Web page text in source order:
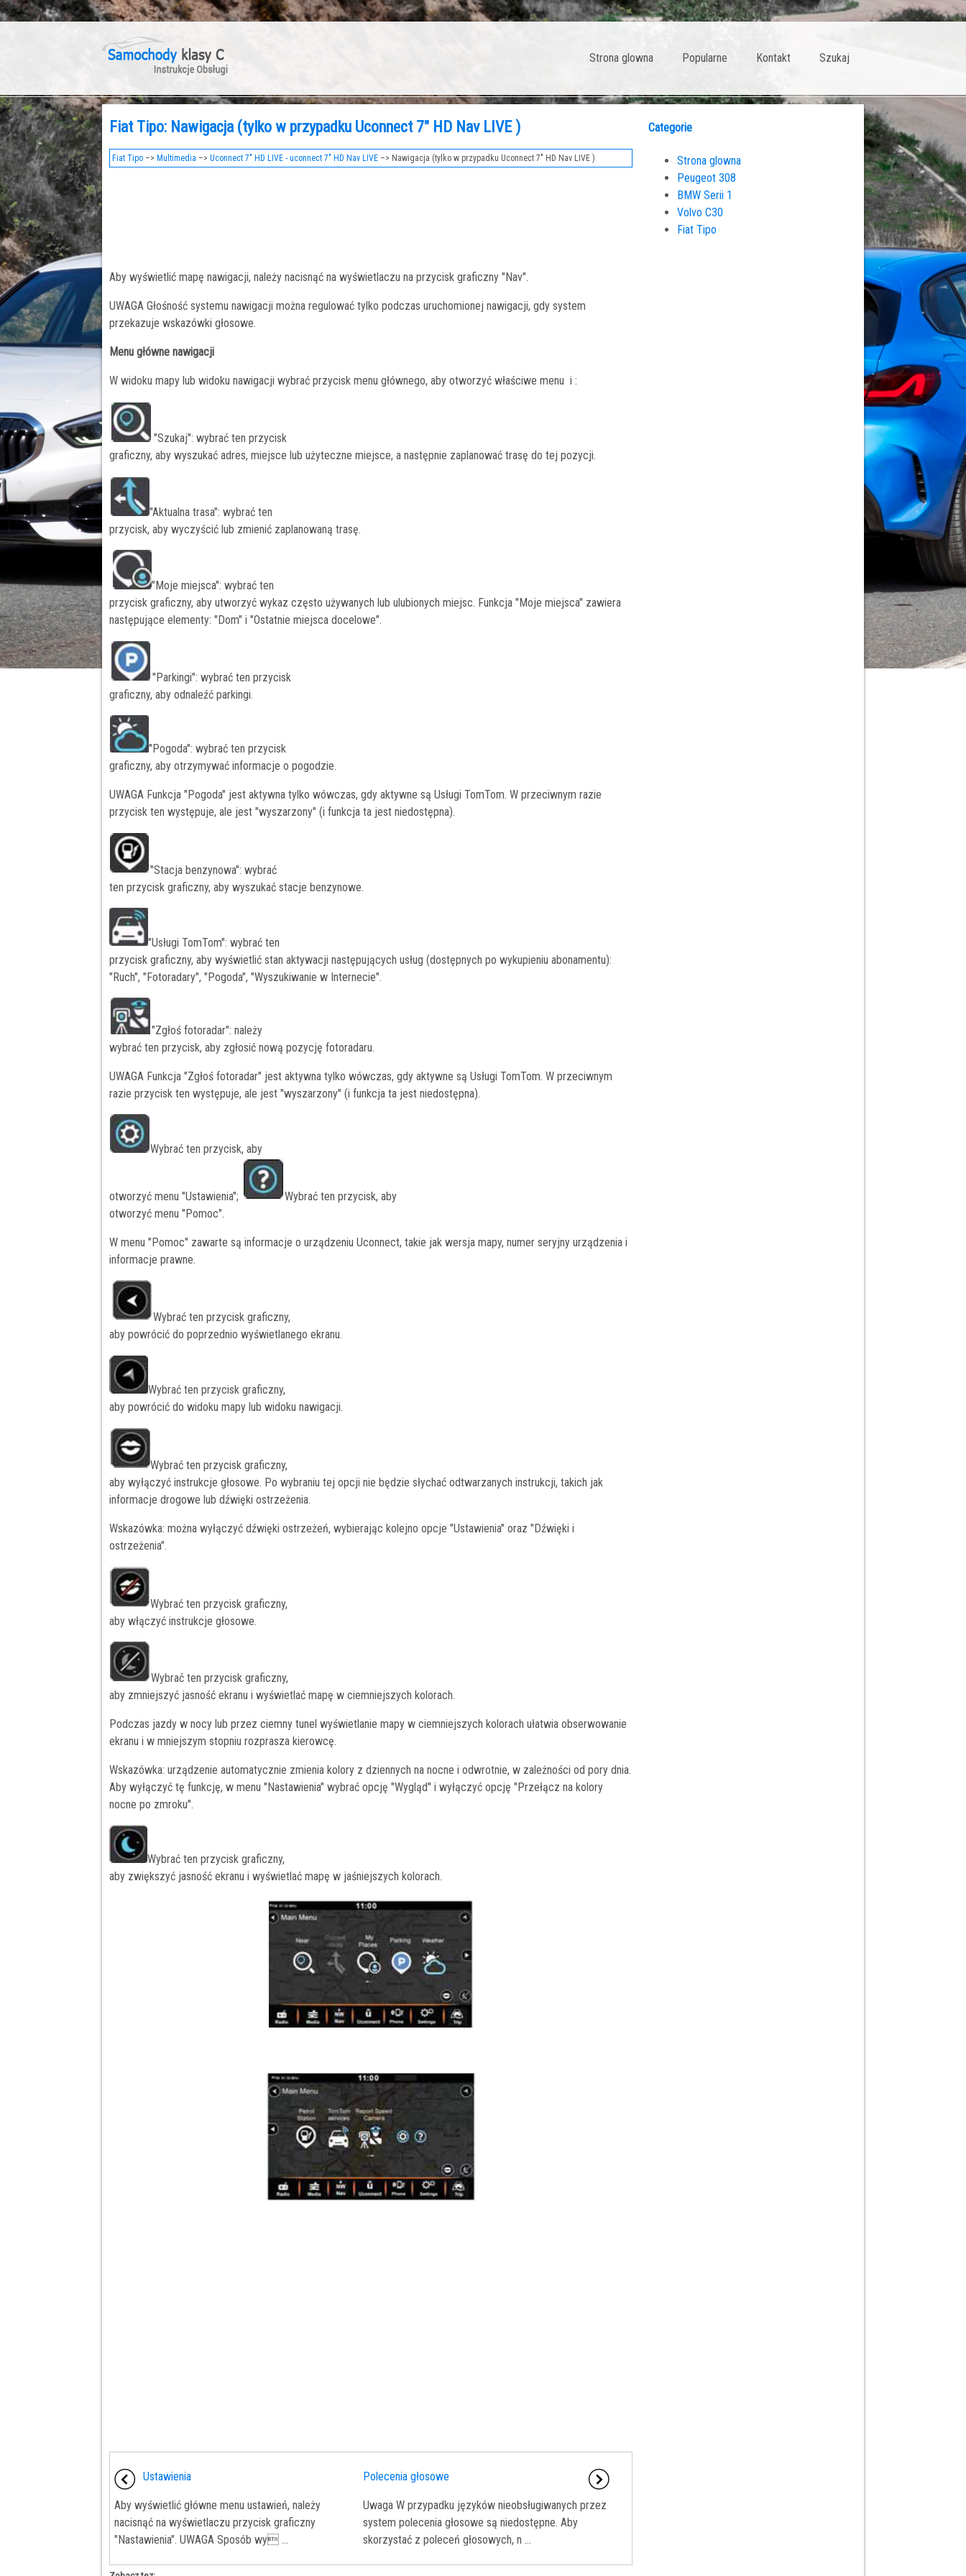
Strona glowna Popularne Kontakt Szukaj
Fiat Tipo: Nawigacja (tylko w przypadku Uconnect 7" HD Nav LIVE )
Fiat Tipo –> Multimedia –> Uconnect 7" HD LIVE - uconnect 7" HD Nav LIVE –> Nawigacja (tylko w przypadku Uconnect 7" HD Nav LIVE )
Aby wyświetlić mapę nawigacji, należy nacisnąć na wyświetlaczu na przycisk graficzny "Nav".
UWAGA Głośność systemu nawigacji można regulować tylko podczas uruchomionej nawigacji, gdy system
przekazuje wskazówki głosowe.
Menu główne nawigacji
W widoku mapy lub widoku nawigacji wybrać przycisk menu głównego, aby otworzyć właściwe menu i :
"Szukaj": wybrać ten przycisk
graficzny, aby wyszukać adres, miejsce lub użyteczne miejsce, a następnie zaplanować trasę do tej pozycji.
"Aktualna trasa": wybrać ten
przycisk, aby wyczyścić lub zmienić zaplanowaną trasę.
"Moje miejsca": wybrać ten
przycisk graficzny, aby utworzyć wykaz często używanych lub ulubionych miejsc. Funkcja "Moje miejsca" zawiera
następujące elementy: "Dom" i "Ostatnie miejsca docelowe".
"Parkingi": wybrać ten przycisk
graficzny, aby odnaleźć parkingi.
"Pogoda": wybrać ten przycisk
graficzny, aby otrzymywać informacje o pogodzie.
UWAGA Funkcja "Pogoda" jest aktywna tylko wówczas, gdy aktywne są Usługi TomTom. W przeciwnym razie
przycisk ten występuje, ale jest "wyszarzony" (i funkcja ta jest niedostępna).
"Stacja benzynowa": wybrać
ten przycisk graficzny, aby wyszukać stacje benzynowe.
"Usługi TomTom": wybrać ten
przycisk graficzny, aby wyświetlić stan aktywacji następujących usług (dostępnych po wykupieniu abonamentu):
"Ruch", "Fotoradary", "Pogoda", "Wyszukiwanie w Internecie".
"Zgłoś fotoradar": należy
wybrać ten przycisk, aby zgłosić nową pozycję fotoradaru.
UWAGA Funkcja "Zgłoś fotoradar" jest aktywna tylko wówczas, gdy aktywne są Usługi TomTom. W przeciwnym
razie przycisk ten występuje, ale jest "wyszarzony" (i funkcja ta jest niedostępna).
Wybrać ten przycisk, aby
otworzyć menu "Ustawienia";
Wybrać ten przycisk, aby
otworzyć menu "Pomoc".
W menu "Pomoc" zawarte są informacje o urządzeniu Uconnect, takie jak wersja mapy, numer seryjny urządzenia i
informacje prawne.
Wybrać ten przycisk graficzny,
aby powrócić do poprzednio wyświetlanego ekranu.
Wybrać ten przycisk graficzny,
aby powrócić do widoku mapy lub widoku nawigacji.
Wybrać ten przycisk graficzny,
aby wyłączyć instrukcje głosowe. Po wybraniu tej opcji nie będzie słychać odtwarzanych instrukcji, takich jak
informacje drogowe lub dźwięki ostrzeżenia.
Wskazówka: można wyłączyć dźwięki ostrzeżeń, wybierając kolejno opcje "Ustawienia" oraz "Dźwięki i
ostrzeżenia".
Wybrać ten przycisk graficzny,
aby włączyć instrukcje głosowe.
Wybrać ten przycisk graficzny,
aby zmniejszyć jasność ekranu i wyświetlać mapę w ciemniejszych kolorach.
Podczas jazdy w nocy lub przez ciemny tunel wyświetlanie mapy w ciemniejszych kolorach ułatwia obserwowanie
ekranu i w mniejszym stopniu rozprasza kierowcę.
Wskazówka: urządzenie automatycznie zmienia kolory z dziennych na nocne i odwrotnie, w zależności od pory dnia.
Aby wyłączyć tę funkcję, w menu "Nastawienia" wybrać opcję "Wygląd" i wyłączyć opcję "Przełącz na kolory
nocne po zmroku".
Wybrać ten przycisk graficzny,
aby zwiększyć jasność ekranu i wyświetlać mapę w jaśniejszych kolorach.
Ustawienia
Aby wyświetlić główne menu ustawień, należy
nacisnąć na wyświetlaczu przycisk graficzny
"Nastawienia". UWAGA Sposób wy ...
Polecenia głosowe
Uwaga W przypadku języków nieobsługiwanych przez
system polecenia głosowe są niedostępne. Aby
skorzystać z poleceń głosowych, n ...
Categorie
Strona glowna
Peugeot 308
BMW Serii 1
Volvo C30
Fiat Tipo